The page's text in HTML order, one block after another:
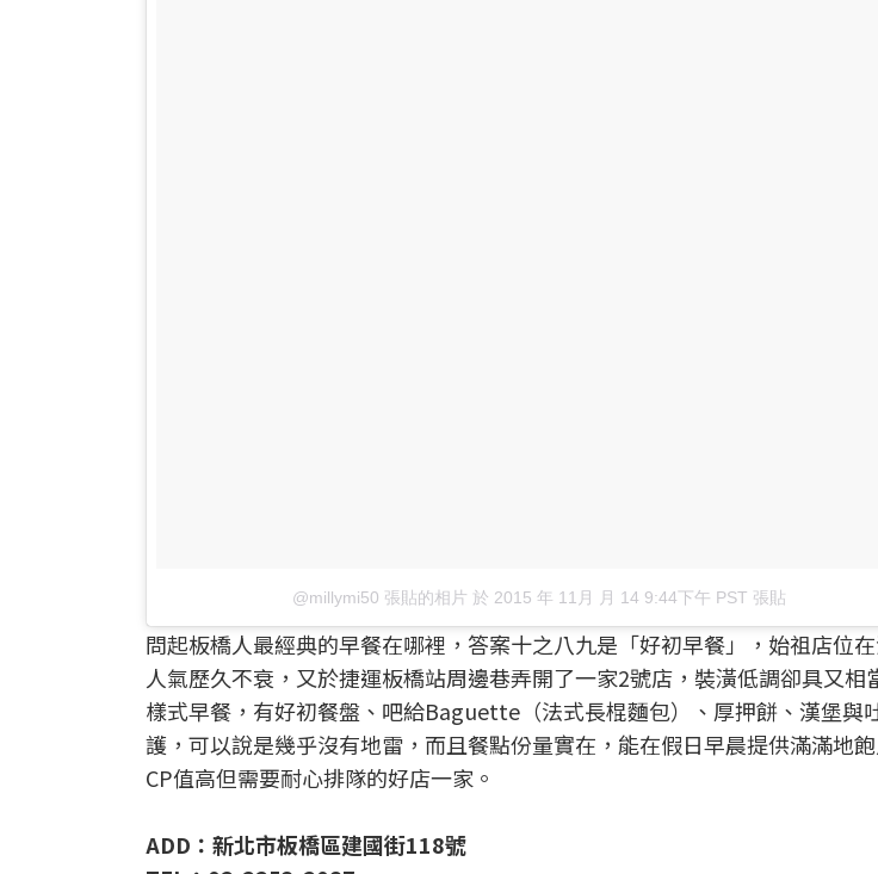
@millymi50 張貼的相片 於 2015 年 11月 月 14 9:44下午 PST 張貼
問起板橋人最經典的早餐在哪裡，答案十之八九是「好初早餐」，始祖店位
人氣歷久不衰，又於捷運板橋站周邊巷弄開了一家2號店，裝潢低調卻具又
樣式早餐，有好初餐盤、吧給Baguette（法式長棍麵包）、厚押餅、漢堡與
護，可以說是幾乎沒有地雷，而且餐點份量實在，能在假日早晨提供滿滿地
CP值高但需要耐心排隊的好店一家。
ADD：新北市板橋區建國街118號